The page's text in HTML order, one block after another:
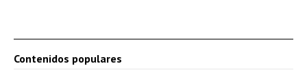
Contenidos populares